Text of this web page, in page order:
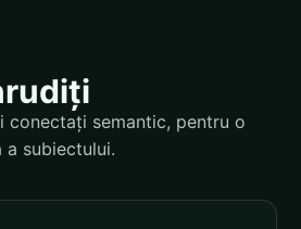
conectați semantic, pentru o
subiectului.